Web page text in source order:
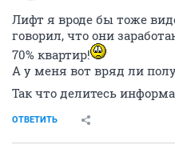
Лифт я вроде бы тоже
говорил, что они
70% квартир!
А у меня вот вряд ли
Так что делитесь
ОТВЕТИТЬ